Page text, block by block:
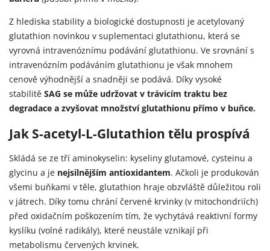
Z hlediska stability a biologické dostupnosti je acetylovaný
glutathion novinkou v suplementaci glutathionu, která se
vyrovná intravenóznímu podávání glutathionu. Ve srovnání s
intravenózním podáváním glutathionu je však mnohem
cenově výhodnější a snadněji se podává. Díky vysoké
stabilitě SAG se může udržovat v trávicím traktu bez
degradace a zvyšovat množství glutathionu přímo v buňce.
Jak S-acetyl-L-Glutathion tělu prospívá
Skládá se ze tří aminokyselin: kyseliny glutamové, cysteinu a
glycinu a je nejsilnějším antioxidantem. Ačkoli je produkován
všemi buňkami v těle, glutathion hraje obzvláště důležitou roli
v játrech. Díky tomu chrání červené krvinky (v mitochondriích)
před oxidačním poškozením tím, že vychytává reaktivní formy
kyslíku (volné radikály), které neustále vznikají při
metabolismu červených krvinek.